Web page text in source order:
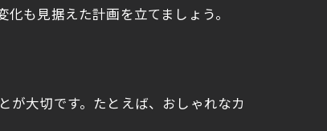
も見据えた計画を立てましょう。
が大切です。たとえば、おしゃれなカ